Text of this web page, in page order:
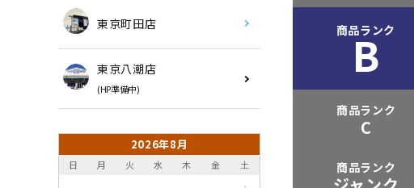
東京町田店
東京八潮店
(HP準備中)
2026年8月
日 月 火 水 木 金
土
商品ランク
B
商品ランク
C
商品ランク